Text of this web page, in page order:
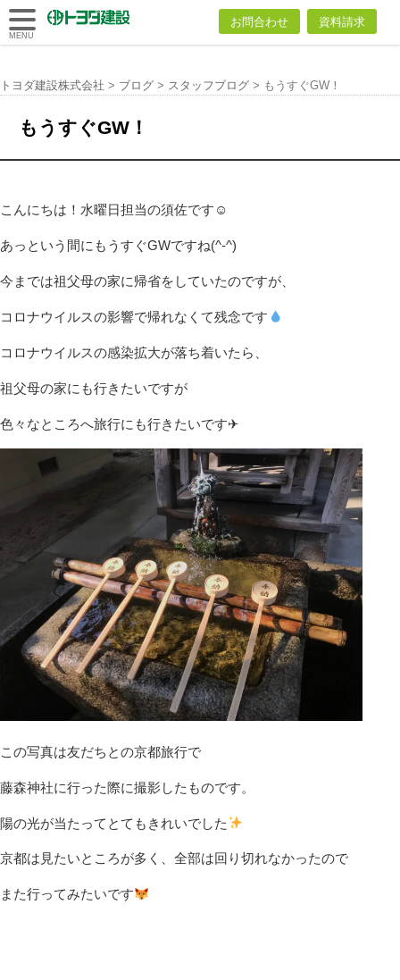
トヨダ建設
お問合わせ 資料請求
MENU
トヨダ建設株式会社 > ブログ > スタッフブログ > もうすぐGW！
もうすぐGW！
こんにちは！水曜日担当の須佐です☺
あっという間にもうすぐGWですね(^-^)
今までは祖父母の家に帰省をしていたのですが、
コロナウイルスの影響で帰れなくて残念です
コロナウイルスの感染拡大が落ち着いたら、
祖父母の家にも行きたいですが
色々なところへ旅行にも行きたいです✈
この写真は友だちとの京都旅行で
藤森神社に行った際に撮影したものです。
陽の光が当たってとてもきれいでした
京都は見たいところが多く、全部は回り切れなかったので
また行ってみたいです